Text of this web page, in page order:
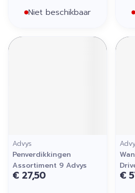
Niet beschikbaar
Advys
Penverdikkingen
Assortiment 9 Advys
€ 27,50 €